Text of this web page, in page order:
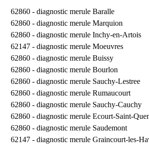
62860 - diagnostic merule Baralle
62860 - diagnostic merule Marquion
62860 - diagnostic merule Inchy-en-Artois
62147 - diagnostic merule Moeuvres
62860 - diagnostic merule Buissy
62860 - diagnostic merule Bourlon
62860 - diagnostic merule Sauchy-Lestree
62860 - diagnostic merule Rumaucourt
62860 - diagnostic merule Sauchy-Cauchy
62860 - diagnostic merule Ecourt-Saint-
62860 - diagnostic merule Saudemont
62147 - diagnostic merule Graincourt-les-